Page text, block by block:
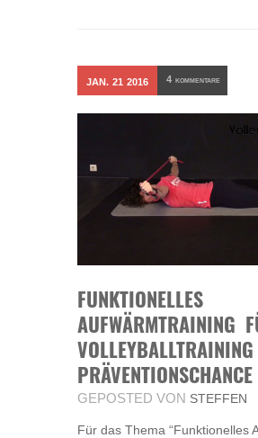
JAN. 21 2016 4 KOMMENTARE
FUNKTIONELLES
AUFWÄRMTRAINING
GEPOSTED VON STEFFEN
Für das Thema “Funktionelles